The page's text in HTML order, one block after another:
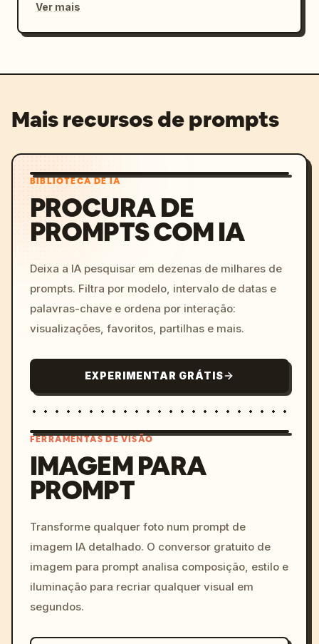
Ver mais
Mais recursos de prompts
BIBLIOTECA DE IA
PROCURA DE
PROMPTS COM IA
Deixa a IA pesquisar em dezenas de milhares de
prompts. Filtra por modelo, intervalo de datas e
palavras-chave e ordena por interação:
visualizações, favoritos, partilhas e mais.
EXPERIMENTAR GRÁTIS
colors, 8k --v 6.0
FERRAMENTAS DE VISÃO
IMAGEM PARA
PROMPT
Transforme qualquer foto num prompt de
imagem IA detalhado. O conversor gratuito de
imagem para prompt analisa composição, estilo e
iluminação para recriar qualquer visual em
segundos.